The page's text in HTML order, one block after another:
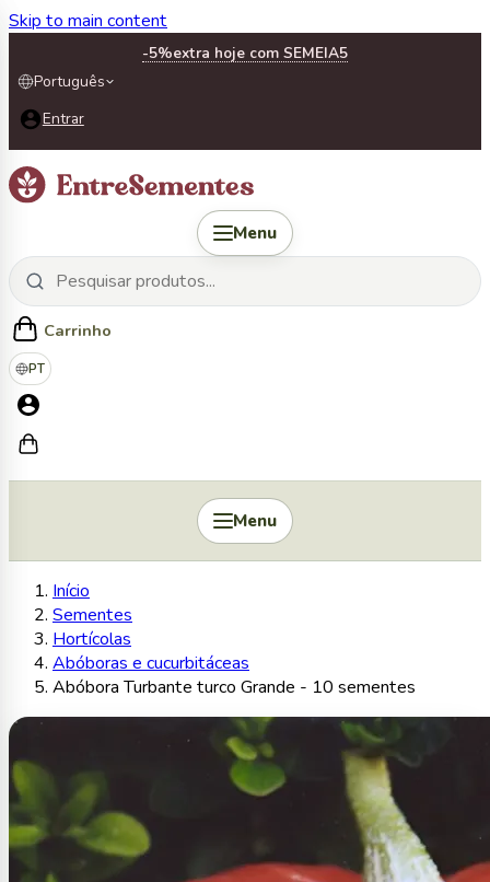
Skip to main content
-5%extra hoje com SEMEIA5
Português
Entrar
Menu
Carrinho
PT
Menu
Início
Sementes
Hortícolas
Abóboras e cucurbitáceas
Abóbora Turbante turco Grande - 10 sementes